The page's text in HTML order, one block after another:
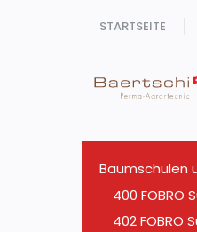
STARTSEITE
Baumschulen
400 FOBRO
402 FOBRO